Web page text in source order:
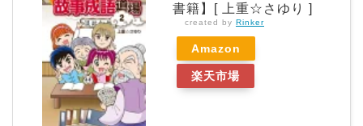
書籍】[ 上重☆さゆり ]
created by Rinker
Amazon
楽天市場